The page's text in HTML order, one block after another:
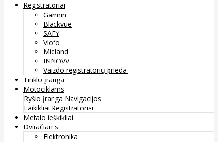
Registratoriai
Garmin
Blackvue
SAFY
Viofo
Midland
INNOVV
Vaizdo registratorių priedai
Tinklo įranga
Motociklams
Ryšio įranga Navigacijos
Laikikliai Registratoriai
Metalo ieškikliai
Dviračiams
Elektronika